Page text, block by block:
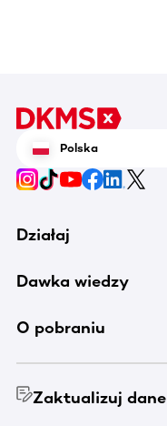
Polska
Działaj
Dawka wiedzy
O pobraniu
Zaktualizuj dane